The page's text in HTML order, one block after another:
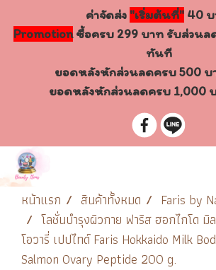
ค่าจัดส่ง "เริ่มต้นที่" 40
Promotionซื้อครบ 299 บาท รับส่วนล
ทันที
ยอดหลังหักส่วนลดครบ 500 บ
ยอดหลังหักส่วนลดครบ 1,000
หน้าแรก สินค้าทั้งหมด
Faris by
โลชั่นบำรุงผิวกาย ฟาริส ฮอกไกโด
โอวารี่ เปปไทด์ Faris Hokkaido Milk
Salmon Ovary Peptide 200 g.